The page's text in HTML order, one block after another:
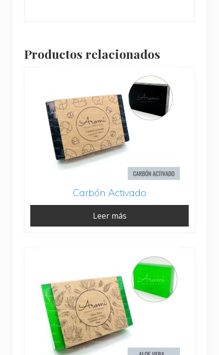
Productos relacionados
Carbón Activado
Leer más